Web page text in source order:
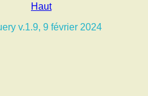
Haut
v.1.9, 9 février 2024